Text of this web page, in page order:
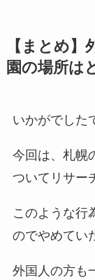
【まとめ
園の場所は
いかがでした
今回は、札幌
ついてリサー
このような行
のでやめてい
外国人の方も